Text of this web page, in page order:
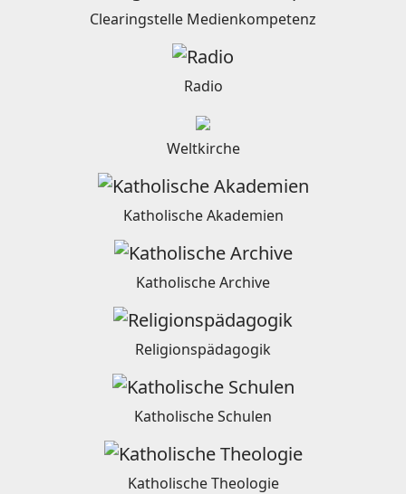
Clearingstelle Medienkompetenz
Radio
Weltkirche
Katholische Akademien
Katholische Archive
Religionspädagogik
Katholische Schulen
Katholische Theologie